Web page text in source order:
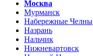
Москва
Мурманск
Набережные Челны
Назрань
Нальчик
Нижневартовск